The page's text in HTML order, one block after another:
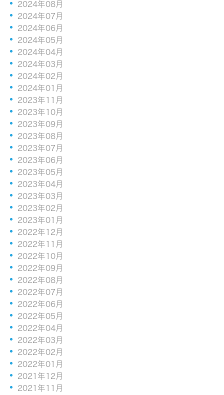
2024年08月
2024年07月
2024年06月
2024年05月
2024年04月
2024年03月
2024年02月
2024年01月
2023年11月
2023年10月
2023年09月
2023年08月
2023年07月
2023年06月
2023年05月
2023年04月
2023年03月
2023年02月
2023年01月
2022年12月
2022年11月
2022年10月
2022年09月
2022年08月
2022年07月
2022年06月
2022年05月
2022年04月
2022年03月
2022年02月
2022年01月
2021年12月
2021年11月